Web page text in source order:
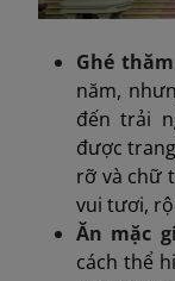
Ghé
năm,
đến trải
được
rỡ và chữ
vui tươi,
Ăn mặc
cách thể